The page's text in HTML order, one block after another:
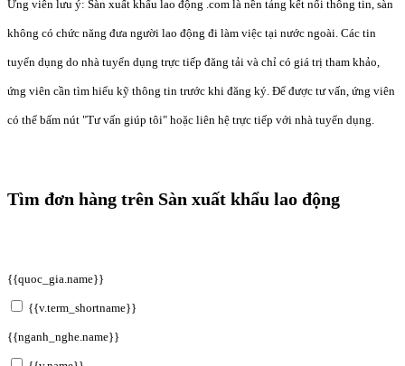
Ứng viên lưu ý: Sàn xuất khẩu lao động .com là nền tảng kết nối thông tin, sàn
không có chức năng đưa người lao động đi làm việc tại nước ngoài. Các tin
tuyển dụng do nhà tuyển dụng trực tiếp đăng tải và chỉ có giá trị tham khảo,
ứng viên cần tìm hiểu kỹ thông tin trước khi đăng ký. Để được tư vấn, ứng viên
có thể bấm nút "Tư vấn giúp tôi" hoặc liên hệ trực tiếp với nhà tuyển dụng.
Tìm đơn hàng trên Sàn xuất khẩu lao động
{{quoc_gia.name}}
{{v.term_shortname}}
{{nganh_nghe.name}}